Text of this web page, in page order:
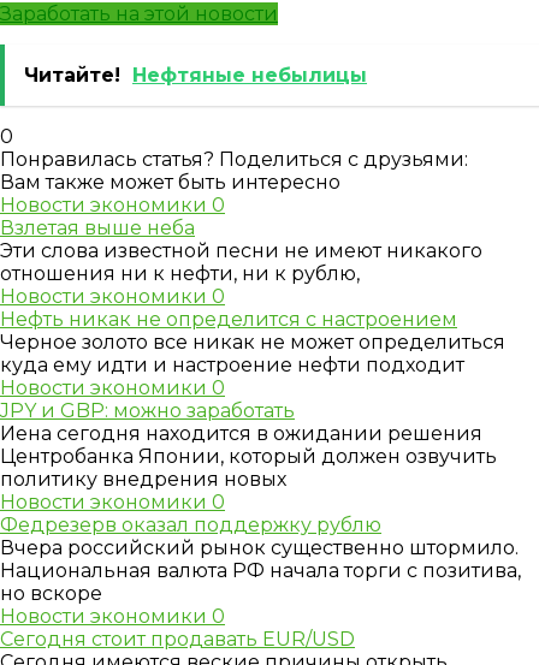
Заработать на этой новости
Читайте! Нефтяные небылицы
0
Понравилась статья? Поделиться с друзьями:
Вам также может быть интересно
Новости экономики 0
Взлетая выше неба
Эти слова известной песни не имеют никакого
отношения ни к нефти, ни к рублю,
Новости экономики 0
Нефть никак не определится с настроением
Черное золото все никак не может определиться
куда ему идти и настроение нефти подходит
Новости экономики 0
JPY и GBP: можно заработать
Иена сегодня находится в ожидании решения
Центробанка Японии, который должен озвучить
политику внедрения новых
Новости экономики 0
Федрезерв оказал поддержку рублю
Вчера российский рынок существенно штормило.
Национальная валюта РФ начала торги с позитива,
но вскоре
Новости экономики 0
Сегодня стоит продавать EUR/USD